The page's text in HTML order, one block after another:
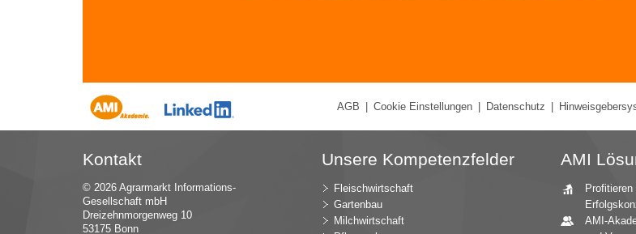
AGB Cookie Einstellungen Datenschutz
Kontakt
© 2026 Agrarmarkt Informations-
Gesellschaft mbH
Dreizehnmorgenweg 10
53175 Bonn
Unsere Kompetenzfelder
Fleischwirtschaft
Gartenbau
Milchwirtschaft
AMI
Profitieren
AMI-